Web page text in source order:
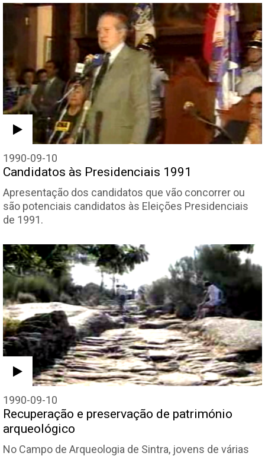
1990-09-10
Candidatos às Presidenciais 1991
Apresentação dos candidatos que vão concorrer ou
são potenciais candidatos às Eleições Presidenciais
de 1991.
1990-09-10
Recuperação e preservação de património
arqueológico
No Campo de Arqueologia de Sintra, jovens de várias